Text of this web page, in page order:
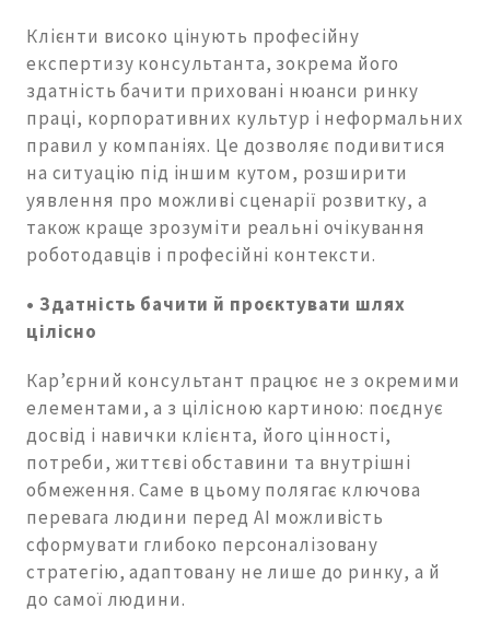
Клієнти високо цінують професійну
експертизу консультанта, зокрема його
здатність бачити приховані нюанси ринку
праці, корпоративних культур і неформальних
правил у компаніях. Це дозволяє подивитися
на ситуацію під іншим кутом, розширити
уявлення про можливі сценарії розвитку, а
також краще зрозуміти реальні очікування
роботодавців і професійні контексти.
• Здатність бачити й проєктувати шлях
цілісно
Кар’єрний консультант працює не з окремими
елементами, а з цілісною картиною: поєднує
досвід і навички клієнта, його цінності,
потреби, життєві обставини та внутрішні
обмеження. Саме в цьому полягає ключова
перевага людини перед АІ можливість
сформувати глибоко персоналізовану
стратегію, адаптовану не лише до ринку, а й
до самої людини.